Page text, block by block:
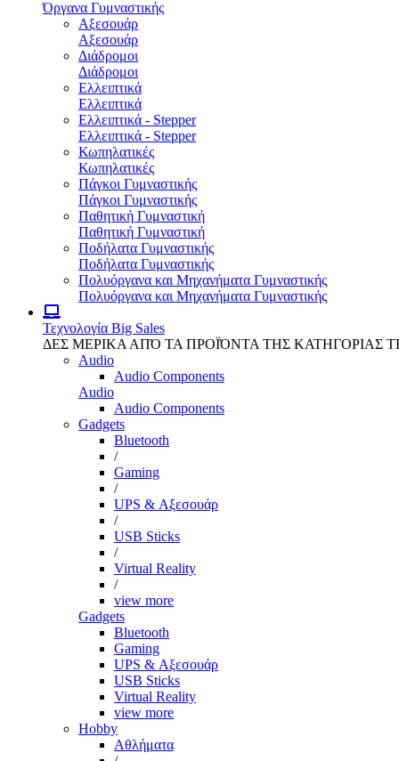
Όργανα Γυμναστικής
Αξεσουάρ
Αξεσουάρ
Διάδρομοι
Διάδρομοι
Ελλειπτικά
Ελλειπτικά
Ελλειπτικά - Stepper
Ελλειπτικά - Stepper
Κωπηλατικές
Κωπηλατικές
Πάγκοι Γυμναστικής
Πάγκοι Γυμναστικής
Παθητική Γυμναστική
Παθητική Γυμναστική
Ποδήλατα Γυμναστικής
Ποδήλατα Γυμναστικής
Πολυόργανα και Μηχανήματα Γυμναστικής
Πολυόργανα και Μηχανήματα Γυμναστικής
Τεχνολογία Big Sales
ΔΕΣ ΜΕΡΙΚΑ ΑΠΌ ΤΑ ΠΡΟΪΌΝΤΑ ΤΗΣ ΚΑΤΗΓΟΡΙΑΣ
Audio
Audio Components
Audio
Audio Components
Gadgets
Bluetooth
/
Gaming
/
UPS & Αξεσουάρ
/
USB Sticks
/
Virtual Reality
/
view more
Gadgets
Bluetooth
Gaming
UPS & Αξεσουάρ
USB Sticks
Virtual Reality
view more
Hobby
Αθλήματα